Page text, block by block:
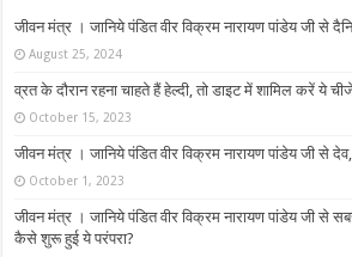
जीवन मंत्र । जानिये पंडित वीर विक्रम नारायण पांडेय जी से
August 25, 2024
व्रत के दौरान रहना चाहते हैं हेल्दी, तो डाइट में शामिल करें ये
October 15, 2023
जीवन मंत्र । जानिये पंडित वीर विक्रम नारायण पांडेय जी से
October 1, 2023
जीवन मंत्र । जानिये पंडित वीर विक्रम नारायण पांडेय जी से
कैसे शुरू हुई ये परंपरा?